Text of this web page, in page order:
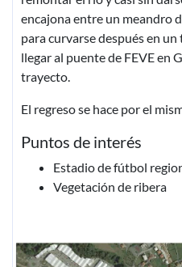
encajona entre un meandro
para curvarse después en
llegar al puente de FEVE en
trayecto.
El regreso se hace por el
Puntos de interés
Estadio de fútbol
Vegetación de ribera